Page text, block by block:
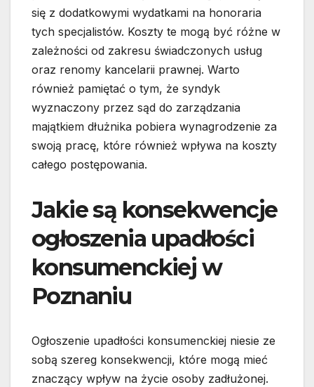
się z dodatkowymi wydatkami na honoraria
tych specjalistów. Koszty te mogą być różne w
zależności od zakresu świadczonych usług
oraz renomy kancelarii prawnej. Warto
również pamiętać o tym, że syndyk
wyznaczony przez sąd do zarządzania
majątkiem dłużnika pobiera wynagrodzenie za
swoją pracę, które również wpływa na koszty
całego postępowania.
Jakie są konsekwencje
ogłoszenia upadłości
konsumenckiej w
Poznaniu
Ogłoszenie upadłości konsumenckiej niesie ze
sobą szereg konsekwencji, które mogą mieć
znaczący wpływ na życie osoby zadłużonej.